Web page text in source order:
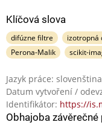
Klíčová slova
difúzne filtre izotropná
Perona-Malik
scikit-
Jazyk práce: slovenština
Datum vytvoření /
Identifikátor: https://
Obhajoba závěrečné